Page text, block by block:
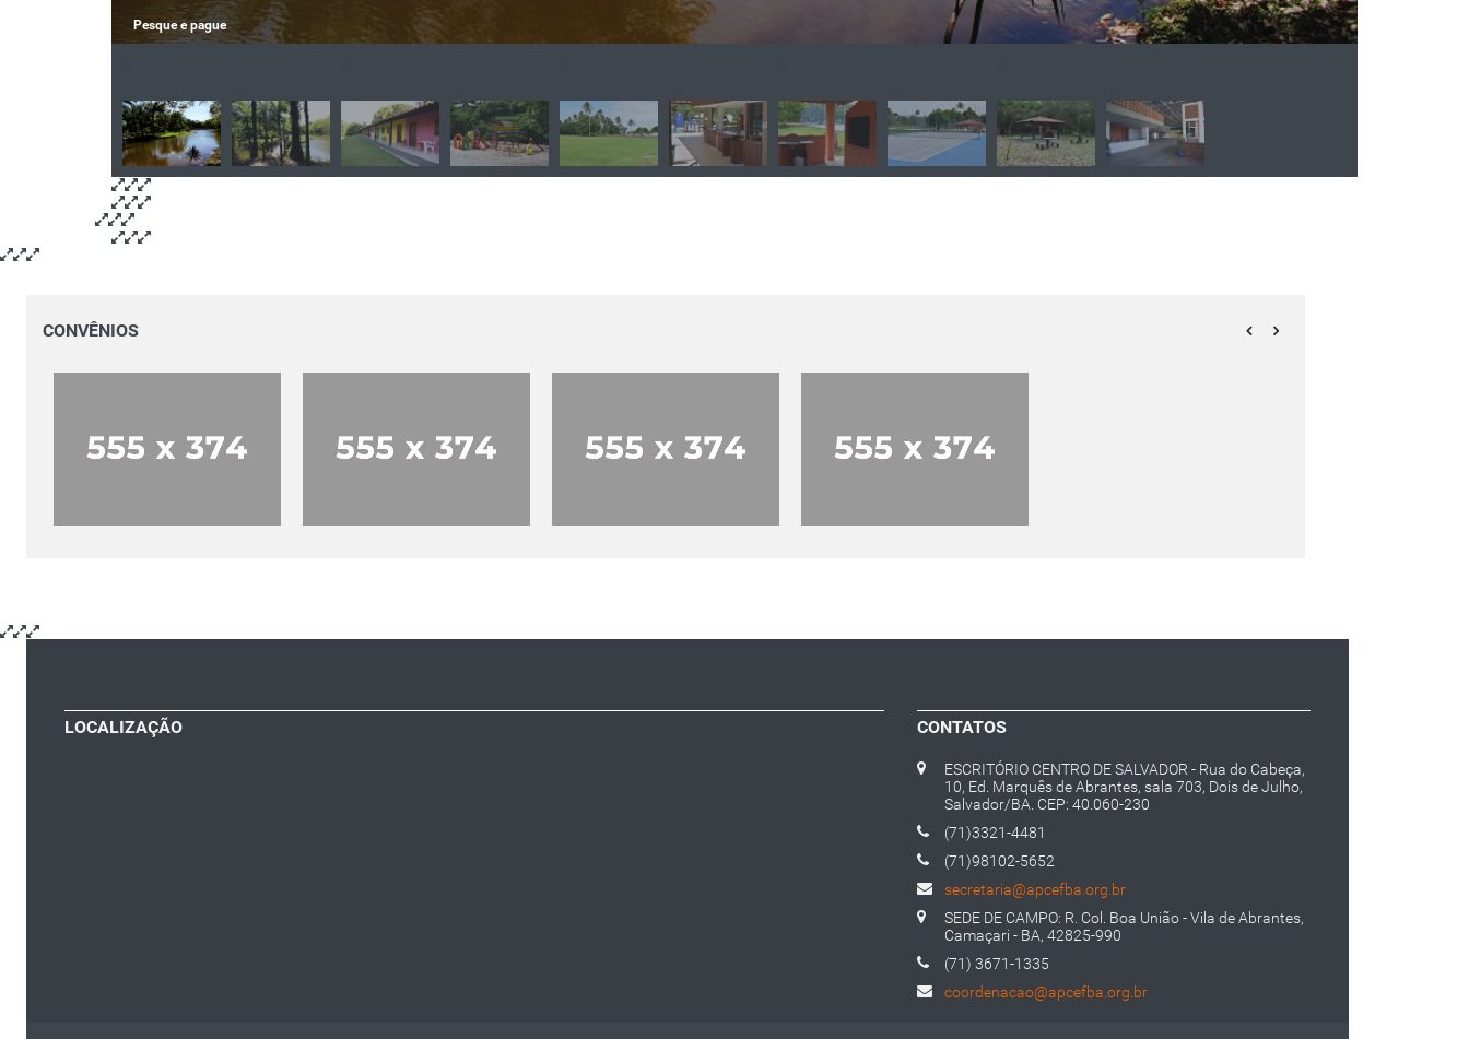
Pesque e pague
CONVÊNIOS
LOCALIZAÇÃO CONTATOS
ESCRITÓRIO CENTRO DE SALVADOR - Rua do Cabeça,
10, Ed. Marquês de Abrantes, sala 703, Dois de Julho,
Salvador/BA. CEP: 40.060-230
(71)3321-4481
(71)98102-5652
secretaria@apcefba.org.br
SEDE DE CAMPO: R. Col. Boa União - Vila de Abrantes,
Camaçari - BA, 42825-990
(71) 3671-1335
coordenacao@apcefba.org.br